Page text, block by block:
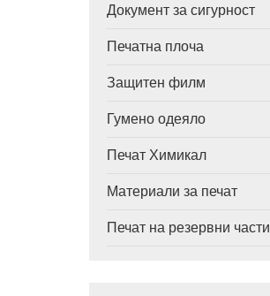
Документ за сигурност
Печатна плоча
Защитен филм
Гумено одеяло
Печат Химикал
Материали за печат
Печат на резервни части